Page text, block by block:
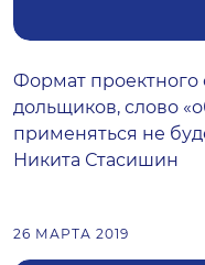
Формат проектного
дольщиков, слово
применяться не
Никита Стасишин
26 МАРТА 2019